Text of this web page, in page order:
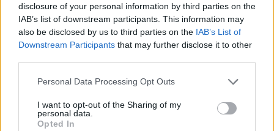
disclosure of your personal information by third parties on the
IAB’s list of downstream participants. This information may
also be disclosed by us to third parties on the IAB’s List of
Downstream Participants that may further disclose it to other
Personal Data Processing Opt Outs
I want to opt-out of the Sharing of my
personal data.
Opted In
przekleństwem. Analizuje postawy
życiowe swoich przodków i od razu widzi
ich słabe punkty, które doprowadziły do
istnienia Boga, a nie zamierza się
oszukiwać. W końcu podmiot liryczny
dociera do ściany: musi sam